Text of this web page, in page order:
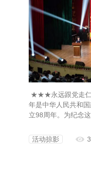
★★★永远跟党走
年是中华人民共和
立98周年。为纪念
走”歌咏会。6月20
幕。中共德阳市委
活动掠影